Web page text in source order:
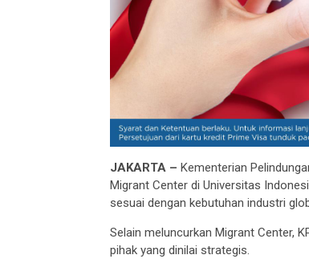
JAKARTA – Kementerian
Migrant Center di Universitas
sesuai dengan kebutuhan industri
Selain meluncurkan Migrant Center,
pihak yang dinilai strategis.